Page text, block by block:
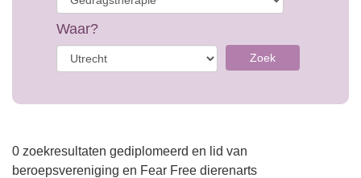
Waar?
Zoek
0 zoekresultaten gediplomeerd en lid van
beroepsvereniging en Fear Free dierenarts